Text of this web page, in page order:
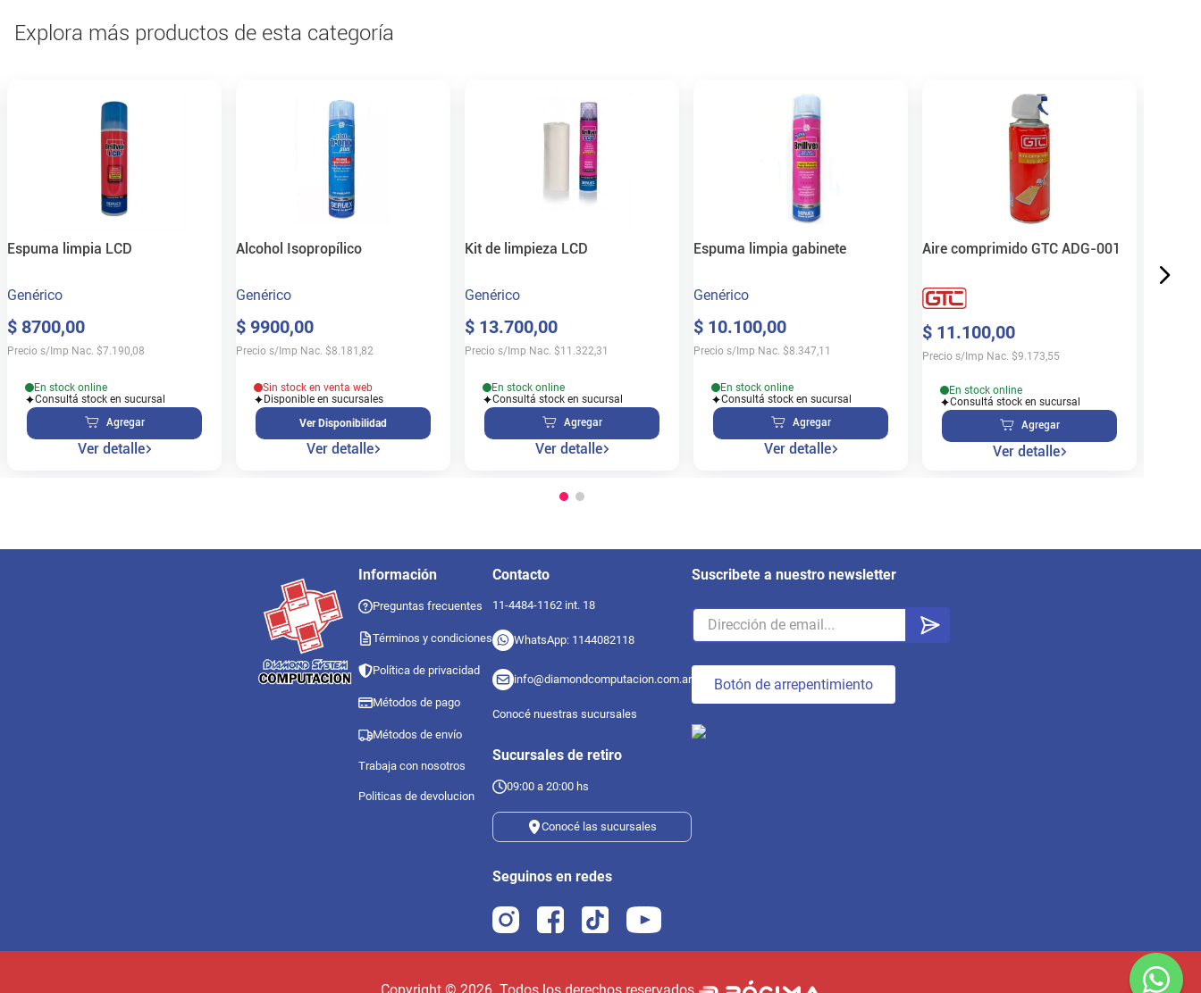
Explora más productos de esta categoría
Espuma limpia LCD
Genérico
$ 8700,00
Precio s/Imp Nac. $7.190,08
En stock online
Consultá stock en sucursal
Agregar
Ver detalle
Alcohol Isopropílico
Genérico
$ 9900,00
Precio s/Imp Nac. $8.181,82
Sin stock en venta web
Disponible en sucursales
Ver Disponibilidad
Ver detalle
Kit de limpieza LCD
Genérico
$ 13.700,00
Precio s/Imp Nac. $11.322,31
En stock online
Consultá stock en sucursal
Agregar
Ver detalle
Espuma limpia gabinete
Genérico
$ 10.100,00
Precio s/Imp Nac. $8.347,11
En stock online
Consultá stock en sucursal
Agregar
Ver detalle
Aire comprimido GTC ADG-001
$ 11.100,00
Precio s/Imp Nac. $9.173,55
En stock online
Consultá stock en sucursal
Agregar
Ver detalle
Información
Preguntas frecuentes
Términos y condiciones
Política de privacidad
Métodos de pago
Métodos de envío
Trabaja con nosotros
Politicas de devolucion
Contacto
11-4484-1162 int. 18
WhatsApp: 1144082118
info@diamondcomputacion.com.ar
Conocé nuestras sucursales
Sucursales de retiro
09:00 a 20:00 hs
Conocé las sucursales
Seguinos en redes
Suscribete a nuestro newsletter
Botón de arrepentimiento